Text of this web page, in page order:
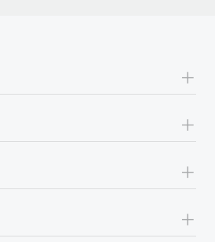
+
+
+
+